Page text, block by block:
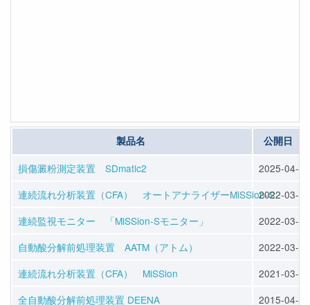
製品名 公開日
損傷澱粉測定装置 SDmatic2
2025-04-11
連続流れ分析装置（CFA） オートアナライザーMiSSion-S2022-03-23
連続監視モニター 「MiSSion-Sモニター」
2022-03-23
自動酸分解前処理装置 AATM（アトム）
2022-03-23
連続流れ分析装置（CFA） MiSSion
2021-03-29
全自動酸分解前処理装置 DEENA
2015-04-15